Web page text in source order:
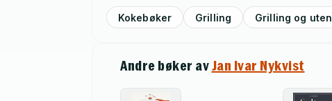
Kokebøker Grilling Grilling og
Andre bøker avJan Ivar Nykvist